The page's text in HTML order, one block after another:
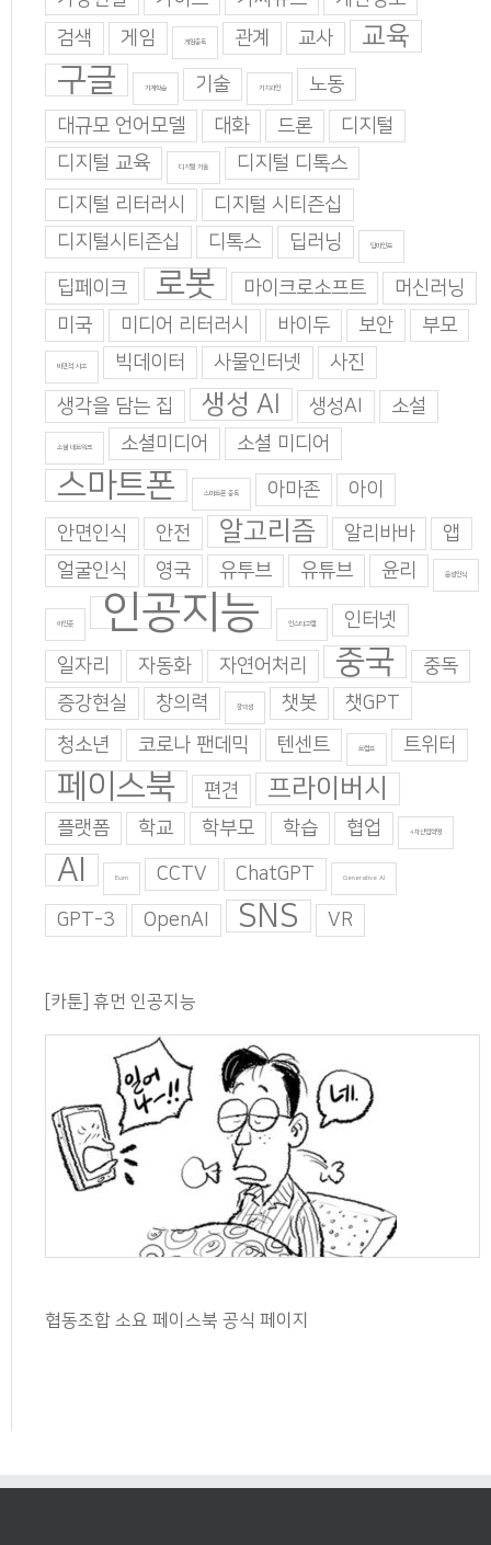
검색
게임 게임중독 관계 교사 교육
구글 기계학습 기술 기지과인
노동
대규모 언어모델
대화 드론
디지털
디지털 교육
디지털 기술
디지털 디톡스
디지털 리터러시
디지털 시티즌십
디지털시티즌십
디톡스 딥러닝 딥마인드
딥페이크 로봇 마이크로소프트
머신러닝
미국
미디어 리터러시 바이두 보안 부모
비판적 사고 빅데이터 사물인터넷
사진
생각을 담는 집
생성 AI 생성AI 소설
소셜 네트워크 소셜미디어 소셜 미디어
스마트폰 스마트폰 중독 아마존
아이
안면인식
안전 알고리즘 알리바바
앱
얼굴인식
영국 유투브 유튜브 윤리 음성인식
이인준 인공지능 인스타그램 인터넷
일자리 자동화 자연어처리 중국
중독
증강현실
창의력 창의성 챗봇
챗GPT
청소년
코로나 팬데믹 텐센트 트럼프 트위터
페이스북 편견 프라이버시
플랫폼 학교 학부모 학습 협업 4차산업혁명
AI Burn CCTV ChatGPT Generative AI
GPT-3 OpenAI SNS VR
[카툰] 휴먼 인공지능
협동조합 소요 페이스북 공식 페이지